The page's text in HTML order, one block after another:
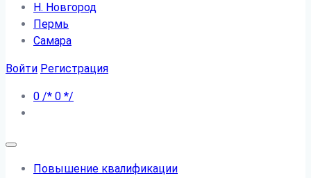
Н. Новгород
Пермь
Самара
Войти Регистрация
0 /* 0 */
Повышение квалификации